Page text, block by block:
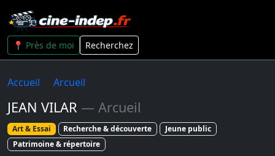
📍 Près de moi Recherchez
Accueil Arcueil
JEAN VILAR — Arcueil
Art & Essai Recherche & découverte
Jeune public
Patrimoine & répertoire